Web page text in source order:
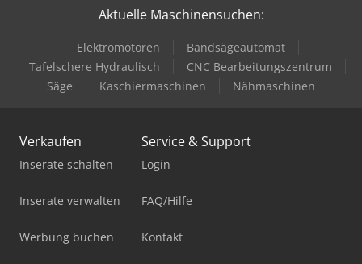
Aktuelle Maschinensuchen:
Elektromotoren
Bandsägeautomat
Tafelschere Hydraulisch
CNC Bearbeitungszentrum
Säge
Kaschiermaschinen Nähmaschinen
Verkaufen
Inserate schalten
Inserate verwalten
Werbung buchen
Service & Support
Login
FAQ/Hilfe
Kontakt